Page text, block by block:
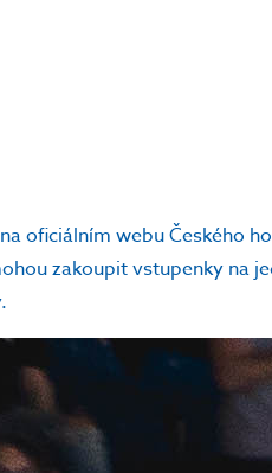
oficiálním webu Českého
zakoupit vstupenky na